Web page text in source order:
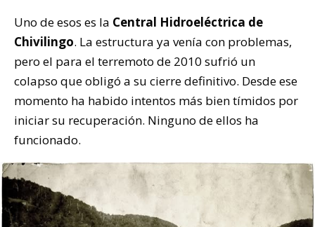
Uno de esos es la Central Hidroeléctrica de
Chivilingo. La estructura ya venía con problemas,
pero el para el terremoto de 2010 sufrió un
colapso que obligó a su cierre definitivo. Desde ese
momento ha habido intentos más bien tímidos por
iniciar su recuperación. Ninguno de ellos ha
funcionado.